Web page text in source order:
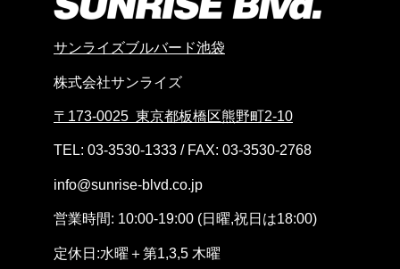
サンライズブルバード池袋
株式会社サンライズ
〒173-0025 東京都板橋区熊野町2-10
TEL: 03-3530-1333 / FAX: 03-3530-2768
info@sunrise-blvd.co.jp
営業時間: 10:00-19:00 (日曜,祝日は18:00)
定休日:水曜＋第1,3,5 木曜